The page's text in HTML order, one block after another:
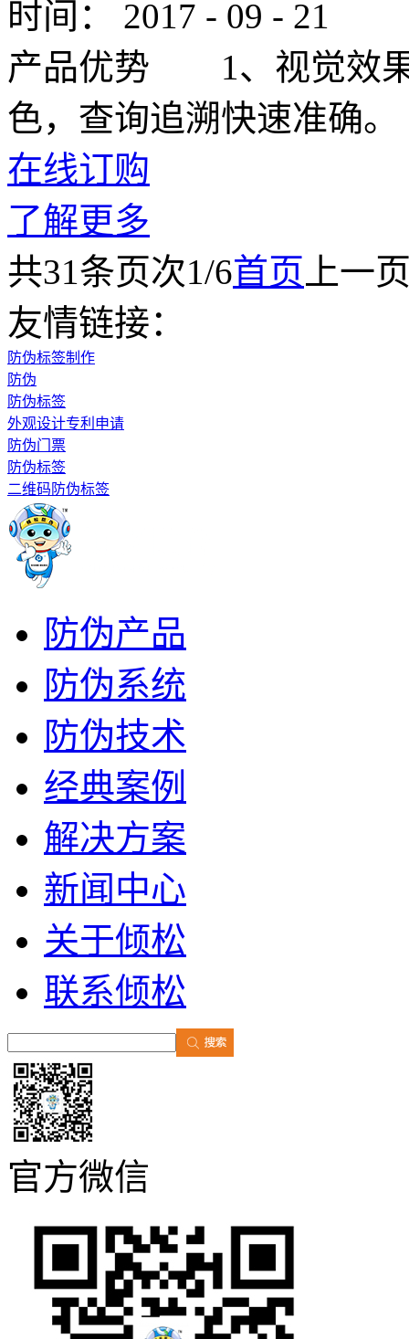
时间： 2017 - 09 - 21
产品优势 1、视觉效
色，查询追溯快速准确
在线订购
了解更多
共31条页次1/6首页 上一
友情链接：
防伪标签制作
防伪
防伪标签
外观设计专利申请
防伪门票
防伪标签
二维码防伪标签
防伪产品
防伪系统
防伪技术
经典案例
解决方案
新闻中心
关于倾松
联系倾松
官方微信